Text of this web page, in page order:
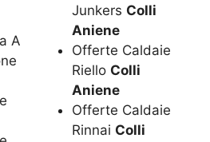
A
Junkers Colli
Aniene
Offerte Caldaie
Riello Colli
Aniene
Offerte Caldaie
Rinnai Colli